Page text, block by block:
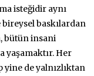
isteğidir aynı
baskılardan
bütün insani
yaşamaktır. Her
yine de yalnızlıktan